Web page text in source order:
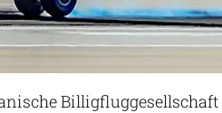
Billigfluggesellschaft